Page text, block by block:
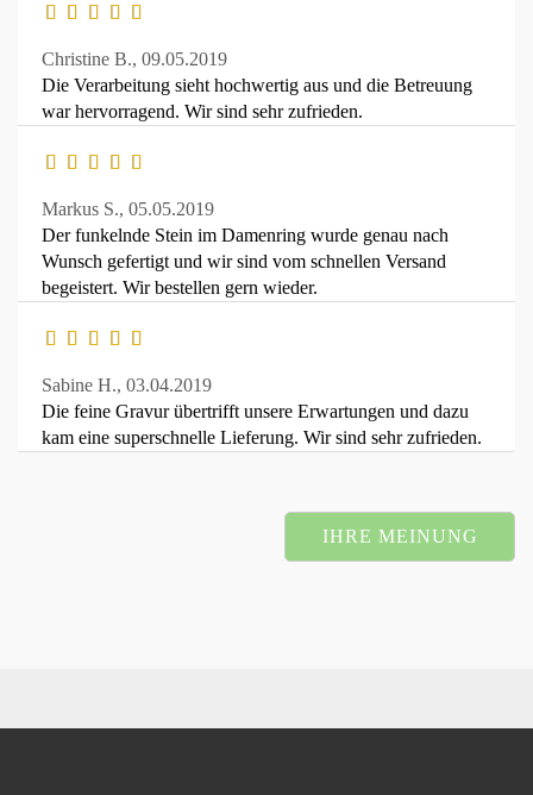
Christine B., 09.05.2019
Die Verarbeitung sieht hochwertig aus und die Betreuung
war hervorragend. Wir sind sehr zufrieden.
Markus S., 05.05.2019
Der funkelnde Stein im Damenring wurde genau nach
Wunsch gefertigt und wir sind vom schnellen Versand
begeistert. Wir bestellen gern wieder.
Sabine H., 03.04.2019
Die feine Gravur übertrifft unsere Erwartungen und dazu
kam eine superschnelle Lieferung. Wir sind sehr zufrieden.
IHRE MEINUNG